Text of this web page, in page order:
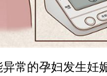
常的孕妇发生妊